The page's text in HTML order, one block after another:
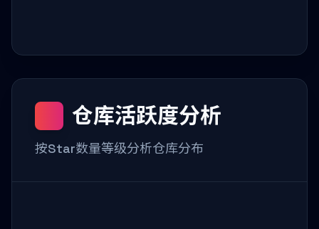
仓库活跃度分析
按Star数量等级分析仓库分布